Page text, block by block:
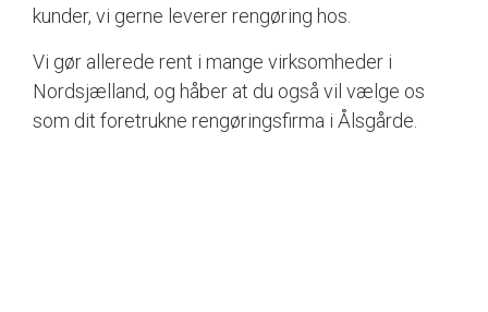
kunder, vi gerne leverer rengøring hos.
Vi gør allerede rent i mange virksomheder i
Nordsjælland, og håber at du også vil vælge os
som dit foretrukne rengøringsfirma i Ålsgårde.